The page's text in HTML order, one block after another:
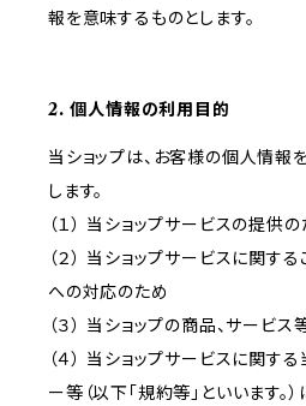
報を意味するものとします。
2. 個人情報の利用目的
当ショップは、お客様の個人情報
します。
（１） 当ショップサービスの提供の
（２） 当ショップサービスに関す
への対応のため
（３） 当ショップの商品、サービ
（４） 当ショップサービスに関す
ー等（以下「規約等」といいます。